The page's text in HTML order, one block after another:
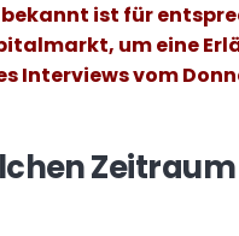
ist für
um eine
Interviews vom
Zeitraum